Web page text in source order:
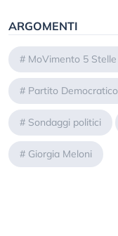
ARGOMENTI
# MoVimento 5 Stelle
# Partito Democratico
# Sondaggi politici
# Giorgia Meloni